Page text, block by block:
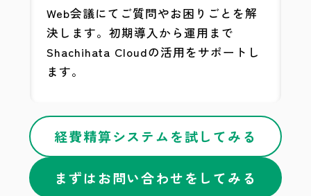
Web会議にてご質問やお困りごとを解
決します。初期導入から運用まで
Shachihata Cloudの活用をサポートし
ます。
まずはお問い合わせをしてみる
経費精算システムを試してみる